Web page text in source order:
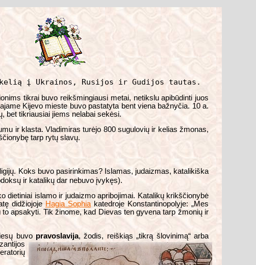
kelią į Ukrainos, Rusijos ir Gudijos tautas.
tikrai buvo reikšmingiausi metai, netikslu apibūdinti juos
Kijevo mieste buvo pastatyta bent viena bažnyčia. 10 a.
bet tikriausiai jiems nelabai sekėsi.
ir klasta. Vladimiras turėjo 800 sugulovių ir kelias žmonas,
tarp rytų slavų.
Koks buvo pasirinkimas? Islamas, judaizmas, katalikiška
ir katalikų dar nebuvo įvykęs).
dietiniai islamo ir judaizmo apribojimai. Katalikų krikščionybė
didžiojoje Hagia Sophiakatedroje Konstantinopolyje: „Mes
apsakyti. Tik žinome, kad Dievas ten gyvena tarp žmonių ir
buvo pravoslavija, žodis, reiškiąs „tikrą šlovinimą“ arba